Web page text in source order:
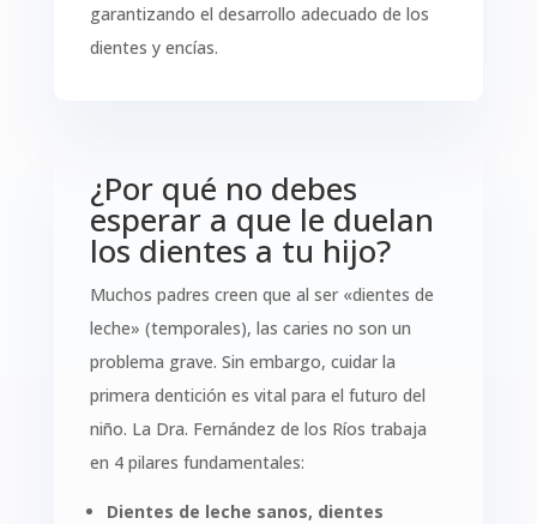
garantizando el desarrollo adecuado de los
dientes y encías.
¿Por qué no debes
esperar a que le duelan
los dientes a tu hijo?
Muchos padres creen que al ser «dientes de
leche» (temporales), las caries no son un
problema grave. Sin embargo, cuidar la
primera dentición es vital para el futuro del
niño. La Dra. Fernández de los Ríos trabaja
en 4 pilares fundamentales:
Dientes de leche sanos, dientes